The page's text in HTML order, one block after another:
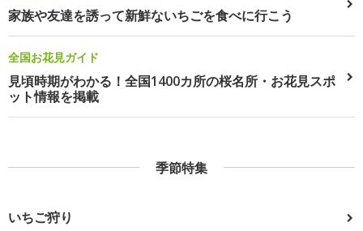
家族や友達を誘って新鮮ないちごを食べに行こう
全国お花見ガイド
見頃時期がわかる！全国1400カ所の桜名所・お花見スポ
ット情報を掲載
季節特集
いちご狩り